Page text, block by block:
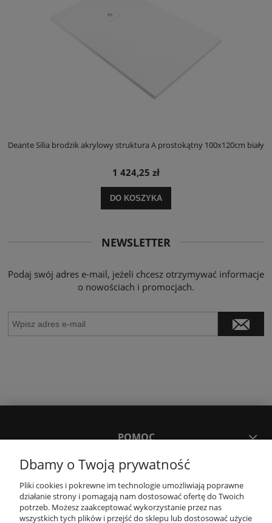
Deante Silia brodzik akrylowy struktura A prostokątny 100x120cm biały
1 424,25 zł
DO KOSZYKA
NEWSLETTER
Podaj swój adres e-mail, jeżeli chcesz otrzymywać informacje
o nowościach i promocjach.
POMOC
MOJE KONTO
PŁATNOŚCI I DOSTAWA
Dbamy o Twoją prywatność
Pliki cookies i pokrewne im technologie umożliwiają poprawne
działanie strony i pomagają nam dostosować ofertę do Twoich
potrzeb. Możesz zaakceptować wykorzystanie przez nas
wszystkich tych plików i przejść do sklepu lub dostosować użycie